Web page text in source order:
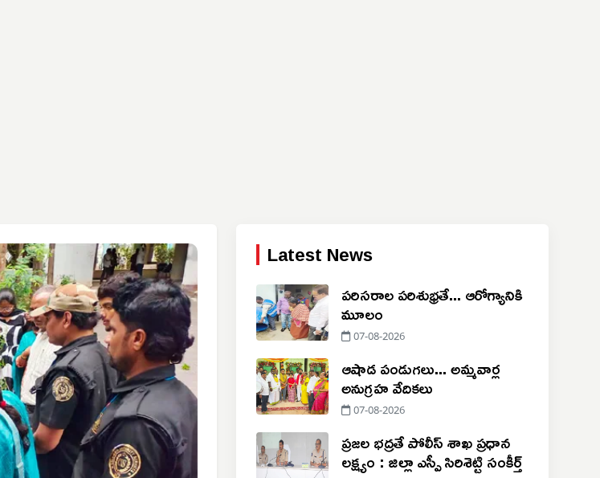
Latest News
పరిసరాల పరిశుభ్రతే... ఆరోగ్యానికి
మూలం
07-08-2026
ఆషాడ పండుగలు... అమ్మవార్ల
అనుగ్రహ వేదికలు
07-08-2026
ప్రజల భద్రతే పోలీస్ శాఖ ప్రధాన
లక్ష్యం : జిల్లా ఎస్పీ సిరిశెట్టి సంకీర్త్